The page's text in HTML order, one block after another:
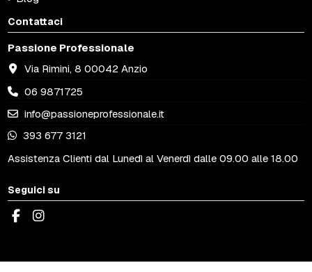
Contattaci
Passione Professionale
Via Rimini, 8 00042 Anzio
06 9871725
info@passioneprofessionale.it
393 677 3121
Assistenza Clienti dal Lunedì al Venerdì dalle 09.00 alle 18.00
Seguici su